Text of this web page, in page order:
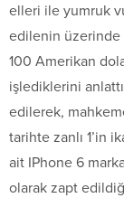
elleri ile yumruk
edilenin üzerinde
100 Amerikan
işlediklerini
edilerek,
tarihte zanlı 1’in
ait IPhone 6
olarak zapt